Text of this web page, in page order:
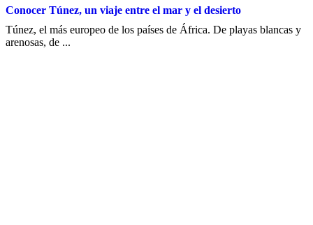
Conocer Túnez, un viaje entre el mar y el desierto
Túnez, el más europeo de los países de África. De playas blancas y
arenosas, de ...